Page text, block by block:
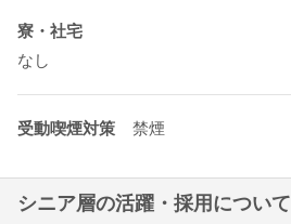
寮・社宅
なし
受動喫煙対策 禁煙
シニア層の活躍・採用について